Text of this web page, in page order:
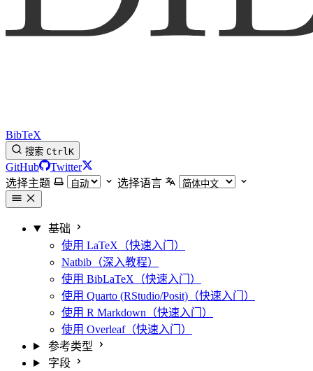
BibTeX
搜索 CtrlK
GitHub
Twitter
选择主题
选择语言
基础
使用 LaTeX（快速入门）
Natbib（深入教程）
使用 BibLaTeX（快速入门）
使用 Quarto (RStudio/Posit)（快速入门）
使用 R Markdown（快速入门）
使用 Overleaf（快速入门）
参考类型
字段